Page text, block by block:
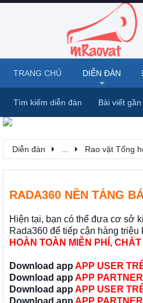
Diễn đàn Rao vặt Tổng
RADA360 NỀN TẢNG
Hiện tại, bạn có thể đưa cơ sở
Rada360 để tiếp cận hàng triệu
HOÀN TOÀN MIỄN PHÍ,
Download app APP USER
Download app APP
Download app APP USER
TRANG CHỦ DIỄN ĐÀN
Tìm kiếm diễn đàn Bài viết